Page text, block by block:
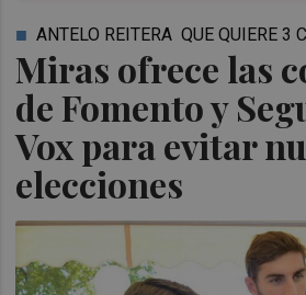
Miras ofrece las
de Fomento y
Vox para evitar
elecciones
ANTELO REITERA QUE QUIERE 3